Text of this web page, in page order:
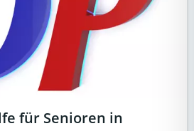
für Senioren in